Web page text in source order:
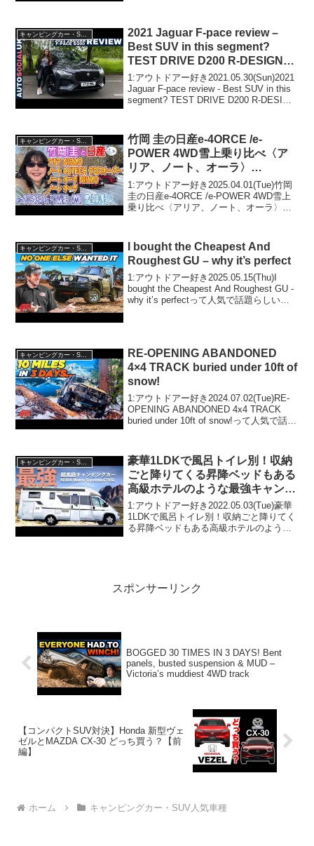
2021 Jaguar F-pace review –
Best SUV in this segment?
TEST DRIVE D200 R-DESIGN
(Facelift) UK 4K
1:アウトドアー好き2021.05.30(Sun)2021
Jaguar F-pace review - Best SUV in this
segment? TEST DRIVE D200 R-DESIGN
キャンピングカー・SUV人気車種
竹岡 圭の日産e-4ORCE /e-
POWER 4WD雪上乗り比べ〈ア
リア、ノート、オーラ〉
【TAKEOKA KEI & NISSAN e-
4ORCE/e-POWER 4WD】
1:アウトドアー好き2025.04.01(Tue)竹岡
圭の日産e-4ORCE /e-POWER 4WD雪上
乗り比べ〈アリア、ノート、オーラ〉
I bought the Cheapest And
Roughest GU – why it’s perfect
1:アウトドアー好き2025.05.15(Thu)I
bought the Cheapest And Roughest GU -
why it’s perfectって人気で話題らしい
キャンピングカー・SUV人気車種
RE-OPENING ABANDONED
4×4 TRACK buried under 10ft of
snow!
1:アウトドアー好き2024.07.02(Tue)RE-
OPENING ABANDONED 4x4 TRACK
buried under 10ft of snow!って人気で話題
豪華1LDKで風呂トイレ別！収納
ごと降りてくる昇降ベッドもある
高級ホテルのような最強キャンピ
ングカー【アドリアADRIA】を
ご紹介！
1:アウトドアー好き2022.05.03(Tue)豪華
1LDKで風呂トイレ別！収納ごと降りてく
る昇降ベッドもある高級ホテルのような
スポンサーリンク
BOGGED 30 TIMES IN 3 DAYS! Bent
panels, busted suspension & MUD –
Victoria’s muddiest 4WD track
【コンパクトSUV対決】Honda 新型ヴェ
ゼルとMAZDA CX-30 どっち買う？【前
編】
ホーム キャンピングカー・SUV人気車種